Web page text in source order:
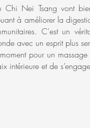
Chi Nei Tsang vont
à améliorer la
C'est un
avec un esprit plus
pour un
intérieure et de